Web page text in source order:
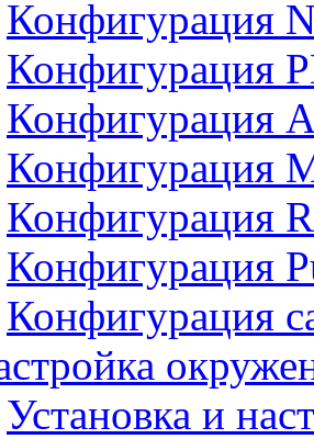
Конфигурация
Конфигурация
Конфигурация
Конфигурация
Конфигурация
Конфигурация
Конфигурация
Установка и